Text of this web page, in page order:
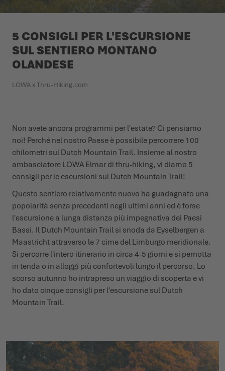
LOWA PROFESSIONAL
LOWA PROFESSIONAL
PODCAST
5 CONSIGLI PER L'ESCURSIONE
SUL SENTIERO MONTANO
OLANDESE
LOWA x Thru-Hiking.com
Non avete ancora programmi per l'estate? Ci pensiamo
noi! Perché nel nostro Paese è possibile percorrere 100
chilometri sul Dutch Mountain Trail. Insieme al nostro
ambasciatore LOWA Elmar di thru-hiking, vi diamo 5
consigli per le escursioni sul Dutch Mountain Trail!
Questo sentiero relativamente nuovo ha guadagnato una
popolarità senza precedenti negli ultimi anni ed è forse
l'escursione a lunga distanza più impegnativa dei Paesi
Bassi. Il Dutch Mountain Trail si snoda da Eyselbergen a
Maastricht attraverso le 7 cime del Limburgo meridionale.
Si percorre l'intero itinerario in circa 4-5 giorni e si pernotta
in tenda o in alloggi più confortevoli lungo il percorso. Lo
scorso autunno ho intrapreso un viaggio di scoperta e vi
ho dato cinque consigli per l'escursione sul Dutch
Mountain Trail.